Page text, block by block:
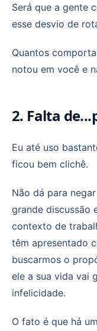
Será que a gente
esse desvio de
Quantos
notou em você e
2. Falta
Eu até uso
ficou bem clichê.
Não dá para
grande discussão
contexto de
têm apresentado
buscarmos o
ele a sua vida vai
infelicidade.
O fato é que há